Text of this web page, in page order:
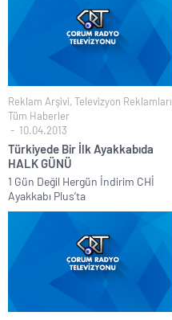
Reklam Arşivi, Televizyon Reklamları
Tüm Haberler
10.04.2013
Türkiyede Bir İlk Ayakkabıda
HALK GÜNÜ
1 Gün Değil Hergün İndirim CHİ
Ayakkabı Plus’ta